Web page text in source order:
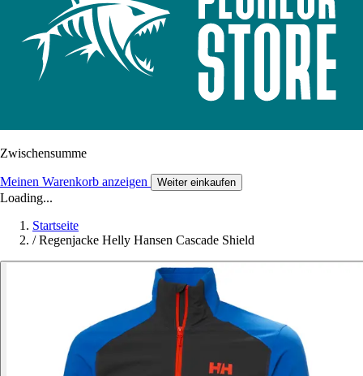
Zwischensumme
Meinen Warenkorb anzeigen Weiter einkaufen
Loading...
Startseite
/ Regenjacke Helly Hansen Cascade Shield